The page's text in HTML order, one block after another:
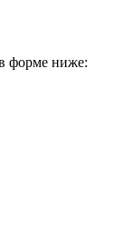
форме ниже: